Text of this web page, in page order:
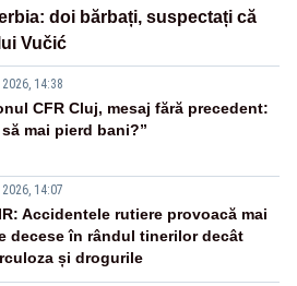
doi bărbați, suspectați că
Vučić
14:38
CFR Cluj, mesaj fără precedent:
să mai pierd bani?”
14:07
Accidentele rutiere provoacă mai
decese în rândul tinerilor decât
și drogurile